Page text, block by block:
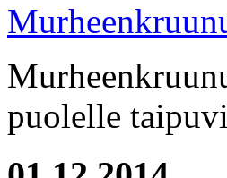
puolelle